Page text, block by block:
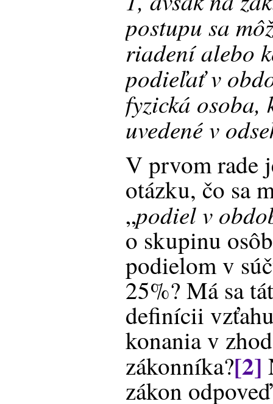
postupu sa
riadení alebo
podieľať v
fyzická
uvedené v
V prvom rade
otázku, čo sa
„podiel v
o skupinu
podielom v
25%? Má sa
definícii
konania v
zákonníka?[2]
zákon